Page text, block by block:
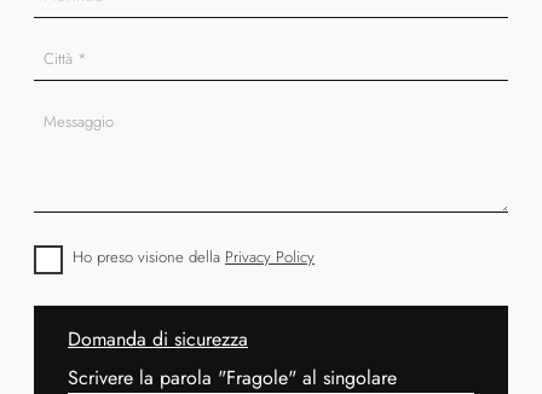
Ho preso visione della Privacy Policy
Domanda di sicurezza
Scrivere la parola "Fragole" al singolare